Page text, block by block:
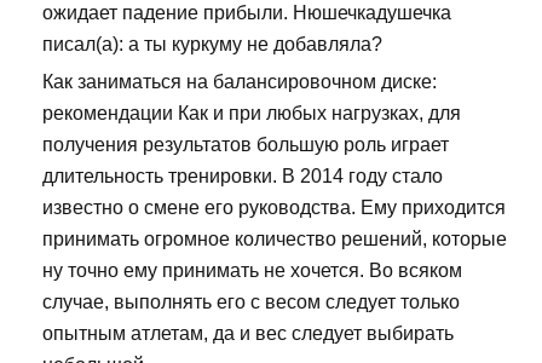
ожидает падение прибыли. Нюшечкадушечка
писал(а): а ты куркуму не добавляла?
Как заниматься на балансировочном диске:
рекомендации Как и при любых нагрузках, для
получения результатов большую роль играет
длительность тренировки. В 2014 году стало
известно о смене его руководства. Ему приходится
принимать огромное количество решений, которые
ну точно ему принимать не хочется. Во всяком
случае, выполнять его с весом следует только
опытным атлетам, да и вес следует выбирать